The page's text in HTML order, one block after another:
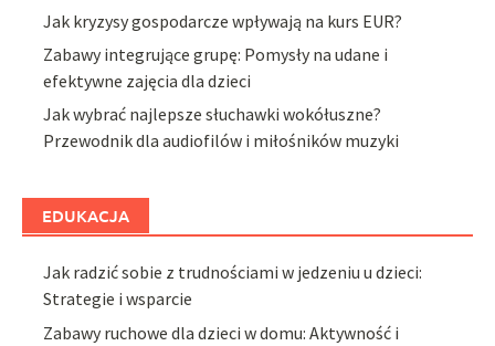
Jak kryzysy gospodarcze wpływają na kurs EUR?
Zabawy integrujące grupę: Pomysły na udane i
efektywne zajęcia dla dzieci
Jak wybrać najlepsze słuchawki wokółuszne?
Przewodnik dla audiofilów i miłośników muzyki
EDUKACJA
Jak radzić sobie z trudnościami w jedzeniu u dzieci:
Strategie i wsparcie
Zabawy ruchowe dla dzieci w domu: Aktywność i